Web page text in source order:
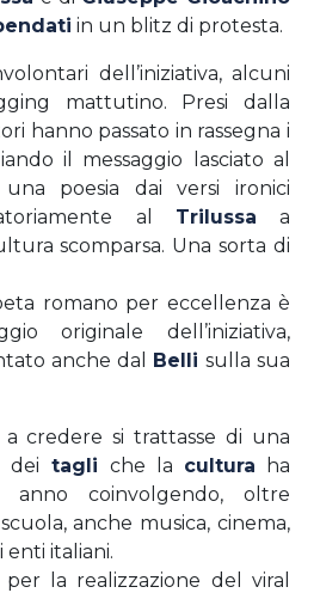
in un blitz di protesta.
dell’iniziativa, alcuni
mattutino. Presi dalla
hanno passato in rassegna i
il messaggio lasciato al
poesia dai versi ironici
al Trilussa a
scomparsa. Una sorta di
romano per eccellenza è
originale dell’iniziativa,
anche dal Belli sulla sua
credere si trattasse di una
dei tagli che la cultura ha
anno coinvolgendo, oltre
anche musica, cinema,
enti italiani.
per la realizzazione del viral